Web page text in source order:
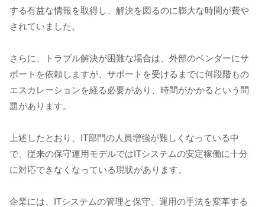
する有益な情報を取得し、解決を図るのに膨大な時間が費や
されていました。
さらに、トラブル解決が困難な場合は、外部のベンダーにサ
ポートを依頼しますが、サポートを受けるまでに何段階もの
エスカレーションを経る必要があり、時間がかかるという問
題があります。
上述したとおり、IT部門の人員増強が難しくなっている中
で、従来の保守運用モデルではITシステムの安定稼働に十分
に対応できなくなっている現状があります。
企業には、ITシステムの管理と保守、運用の手法を変革する